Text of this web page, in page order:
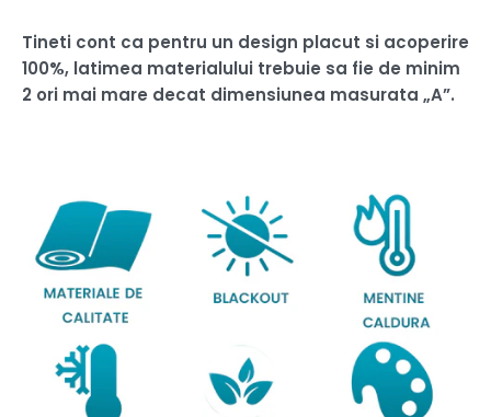
Tineti cont ca pentru un design placut si acoperire
100%, latimea materialului trebuie sa fie de minim
2 ori mai mare decat dimensiunea masurata „A”.